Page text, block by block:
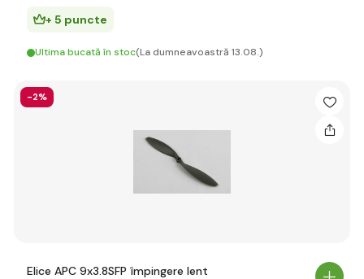
+ 5 puncte
Ultima bucată în stoc(La dumneavoastră 13.08.)
-2%
Elice APC 9x3.8SFP împingere lent